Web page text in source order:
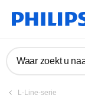
Waar zoekt u
L-Line-serie